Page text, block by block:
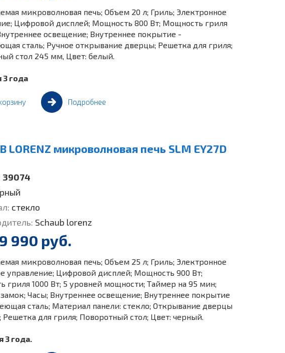
микроволновая печь; Объем 20 л; Гриль; Электронное
Цифровой дисплей; Мощность 800 Вт; Мощность гриля
освещение; Внутреннее покрытие -
сталь; Ручное открывание дверцы; Решетка для гриля;
стол 245 мм, Цвет: белый.
3 года
Подробнее
LORENZ микроволновая печь SLM EY27D
39074
стекло
Schaub lorenz
990 руб.
микроволновая печь; Объем 25 л; Гриль; Электронное
управление; Цифровой дисплей; Мощность 900 Вт;
гриля 1000 Вт; 5 уровней мощности; Таймер на 95 мин;
Часы; Внутреннее освещение; Внутреннее покрытие
сталь; Материал панели: стекло; Открывание дверцы
Решетка для гриля; Поворотный стол; Цвет: черный.
3 года.